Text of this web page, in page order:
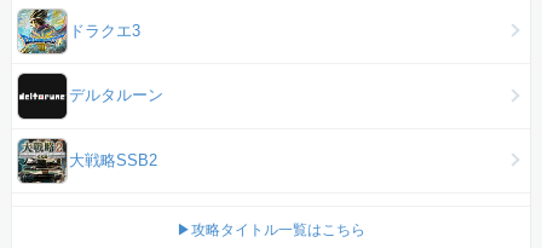
ドラクエ3
デルタルーン
大戦略SSB2
▶攻略タイトル一覧はこちら